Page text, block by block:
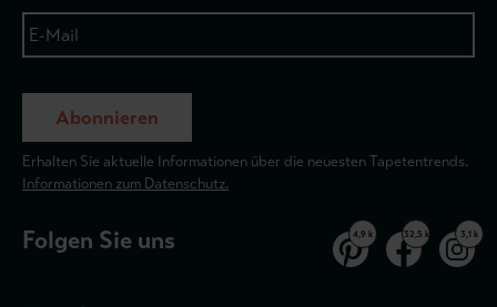
Abonnieren
Erhalten Sie aktuelle Informationen über die neuesten Tapetentrends.
Informationen zum Datenschutz.
Folgen Sie uns 4,9 k 32,5 k 3,1 k